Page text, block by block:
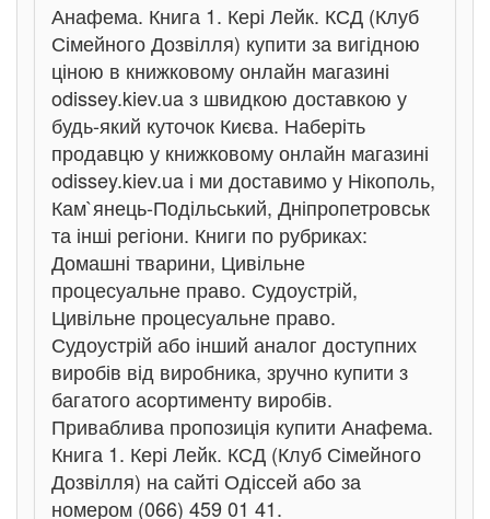
Анафема. Книга 1. Кері Лейк. КСД (Клуб
Сімейного Дозвілля) купити за вигідною
ціною в книжковому онлайн магазині
odissey.kiev.ua з швидкою доставкою у
будь-який куточок Києва. Наберіть
продавцю у книжковому онлайн магазині
odissey.kiev.ua і ми доставимо у Нікополь,
Кам`янець-Подільський, Дніпропетровськ
та інші регіони. Книги по рубриках:
Домашні тварини, Цивільне
процесуальне право. Судоустрій,
Цивільне процесуальне право.
Судоустрій або інший аналог доступних
виробів від виробника, зручно купити з
багатого асортименту виробів.
Приваблива пропозиція купити Анафема.
Книга 1. Кері Лейк. КСД (Клуб Сімейного
Дозвілля) на сайті Одіссей або за
номером (066) 459 01 41.